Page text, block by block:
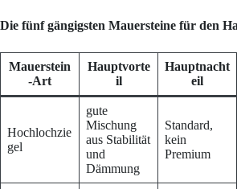
Die fünf gängigsten Mauersteine für den
Mauerstein
-Art
Hauptvorte
il
Hauptnacht
eil
Hochlochzie
gel
gute
Mischung
aus Stabilität
und
Dämmung
Standard,
kein
Premium